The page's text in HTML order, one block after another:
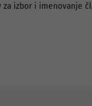
za izbor i imenovanje